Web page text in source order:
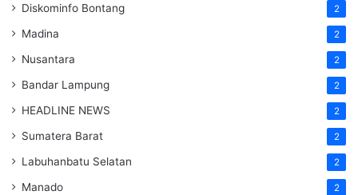
Diskominfo Bontang 2
Madina 2
Nusantara 2
Bandar Lampung 2
HEADLINE NEWS 2
Sumatera Barat 2
Labuhanbatu Selatan 2
Manado 2